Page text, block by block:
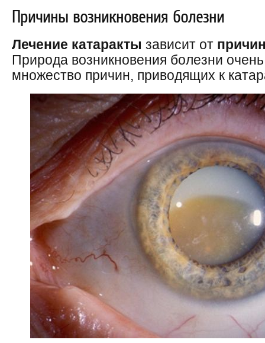
Причины возникновения болезни
Лечение катаракты зависит от
Природа возникновения болезни
множество причин, приводящих к